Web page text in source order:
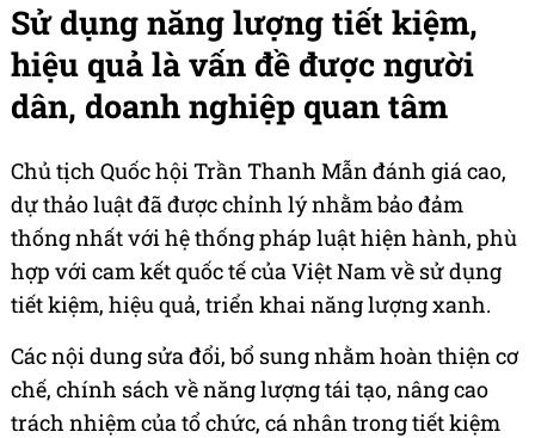
Sử dụng năng lượng tiết kiệm,
hiệu quả là vấn đề được người
dân, doanh nghiệp quan tâm
Chủ tịch Quốc hội Trần Thanh Mẫn đánh giá cao,
dự thảo luật đã được chỉnh lý nhằm bảo đảm
thống nhất với hệ thống pháp luật hiện hành, phù
hợp với cam kết quốc tế của Việt Nam về sử dụng
tiết kiệm, hiệu quả, triển khai năng lượng xanh.
Các nội dung sửa đổi, bổ sung nhằm hoàn thiện cơ
chế, chính sách về năng lượng tái tạo, nâng cao
trách nhiệm của tổ chức, cá nhân trong tiết kiệm